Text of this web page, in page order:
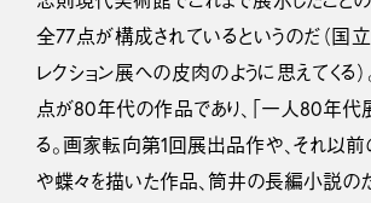
全77点が構成されているというのだ（国
レクション展への皮肉のように思えてくる
点が80年代の作品であり、「一人80年代
る。画家転向第1回展出品作や、それ以前
や蝶々を描いた作品、筒井の長編小説の